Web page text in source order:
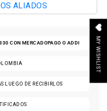
ALIADOS
CON MERCADOPAGO O ADDI
LUEGO DE RECIBIRLOS
MY WISHLIST